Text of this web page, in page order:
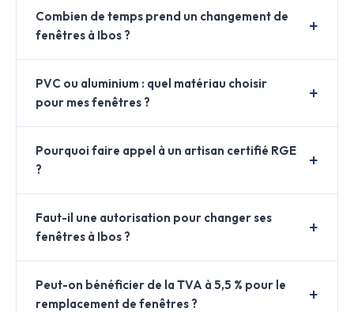
Combien de temps prend un changement de
fenêtres à Ibos ?
PVC ou aluminium : quel matériau choisir
pour mes fenêtres ?
Pourquoi faire appel à un artisan certifié RGE
?
Faut-il une autorisation pour changer ses
fenêtres à Ibos ?
Peut-on bénéficier de la TVA à 5,5 % pour le
remplacement de fenêtres ?